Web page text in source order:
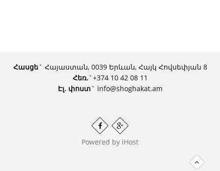
Հասցե` Հայաստան, 0039 Երևան, Հայկ Հովսեփյան 8
Հեռ.`+374 10 42 08 11
Էլ. փոստ` info@shoghakat.am
Powered by iHost